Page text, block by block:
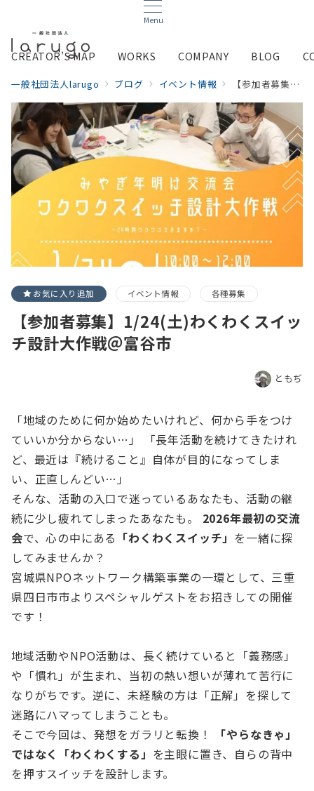
Menu
CREATOR’S MAP WORKS COMPANY BLOG
一般社団法人larugo ブログ イベント情報 【参加者募集】1/24(土)わくわくスイッチ設計大作戦＠富谷市
お気に入り追加 イベント情報 各種募集
【参加者募集】1/24(土)わくわくスイッ
チ設計大作戦＠富谷市
ともぢ
「地域のために何か始めたいけれど、何から手をつけ
ていいか分からない…」 「長年活動を続けてきたけれ
ど、最近は『続けること』自体が目的になってしま
い、正直しんどい…」
そんな、活動の入口で迷っているあなたも、活動の継
続に少し疲れてしまったあなたも。 2026年最初の交流
会で、心の中にある 「わくわくスイッチ」 を一緒に探
してみませんか？
宮城県NPOネットワーク構築事業の一環として、三重
県四日市市よりスペシャルゲストをお招きしての開催
です！
地域活動やNPO活動は、長く続けていると「義務感」
や「慣れ」が生まれ、当初の熱い想いが薄れて苦行に
なりがちです。逆に、未経験の方は「正解」を探して
迷路にハマってしまうことも。
そこで今回は、発想をガラリと転換！
「やらなきゃ」
ではなく「わくわくする」 を主眼に置き、自らの背中
を押すスイッチを設計します。